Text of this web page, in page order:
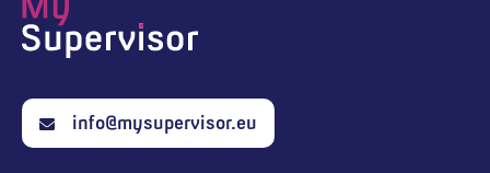
info@mysupervisor.eu